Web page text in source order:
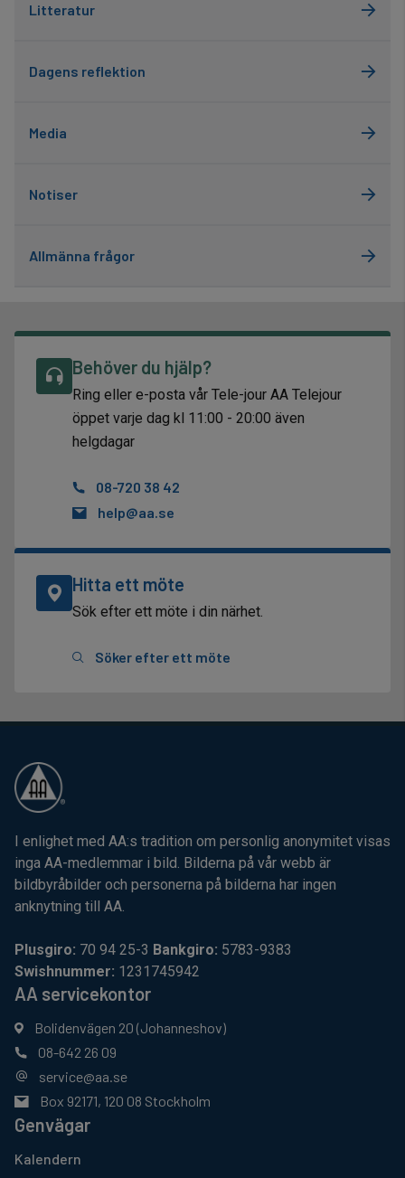
Litteratur
Dagens reflektion
Media
Notiser
Allmänna frågor
Behöver du hjälp?
Ring eller e-posta vår Tele-jour AA Telejour
öppet varje dag kl 11:00 - 20:00 även
helgdagar
08-720 38 42
help@aa.se
Hitta ett möte
Sök efter ett möte i din närhet.
Söker efter ett möte
I enlighet med AA:s tradition om personlig anonymitet visas
inga AA-medlemmar i bild. Bilderna på vår webb är
bildbyråbilder och personerna på bilderna har ingen
anknytning till AA.
Plusgiro: 70 94 25-3 Bankgiro: 5783-9383
Swishnummer: 1231745942
AA servicekontor
Bolidenvägen 20 (Johanneshov)
08-642 26 09
service@aa.se
Box 92171, 120 08 Stockholm
Genvägar
Kalendern